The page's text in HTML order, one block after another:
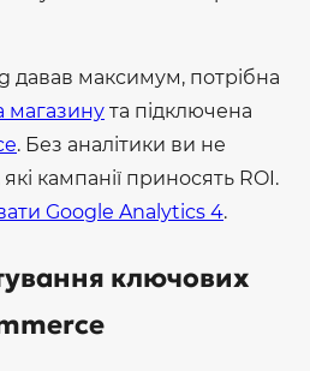
максимум, потрібна
магазину та підключена
. Без аналітики ви не
кампанії приносять ROI.
Google Analytics 4.
ключових